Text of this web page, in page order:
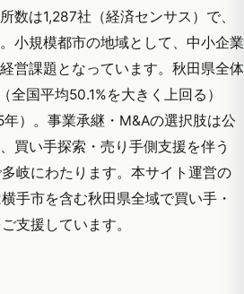
数は1,287社（経済センサス）で、
小規模都市の地域として、中小企業
営課題となっています。秋田県全体
全国平均50.1%を大きく上回る）
年）。事業承継・M&Aの選択肢は公
買い手探索・売り手側支援を伴う
岐にわたります。本サイト運営の
手市を含む秋田県全域で買い手・
支援しています。